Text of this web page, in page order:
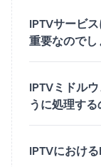
IPTVサービ
重要なのでし
IPTVミドル
うに処理す
IPTVにおけ